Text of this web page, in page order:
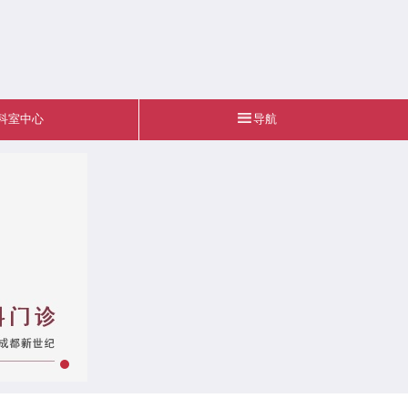
室中心 导航